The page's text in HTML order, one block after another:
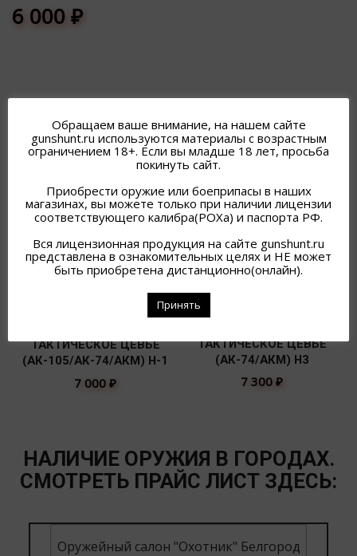
6 000₽
ПОХОЖИЕ ТОВАРЫ
ТАКТИЧЕСКОЕ ЦЕВЬЁ
(АК-105/АК-74/АКМ) Н-1
7 000 ₽
ТАКТИЧЕСКОЕ ЦЕВЬЕ
(АК-74/АКМ) Н3
7 300 ₽
НАЛИЧИЕ ОРУЖИЯ В ГОРОДАХ.
СМОТРЕТЬ ПРАЙС ЛИСТ ЗДЕСЬ:
Оружейный салон "Охотник" Белгород
Обращаем ваше внимание, на нашем сайте
gunshunt.ru используются материалы с возрастным
ограничением 18+. Если вы младше 18 лет, просьба
покинуть сайт.
Приобрести оружие или боеприпасы в наших
магазинах, вы можете только при наличии лицензии
соответствующего калибра(РОХа) и паспорта РФ.
Вся лицензионная продукция на сайте gunshunt.ru
представлена в ознакомительных целях и НЕ может
быть приобретена дистанционно(онлайн).
Принять